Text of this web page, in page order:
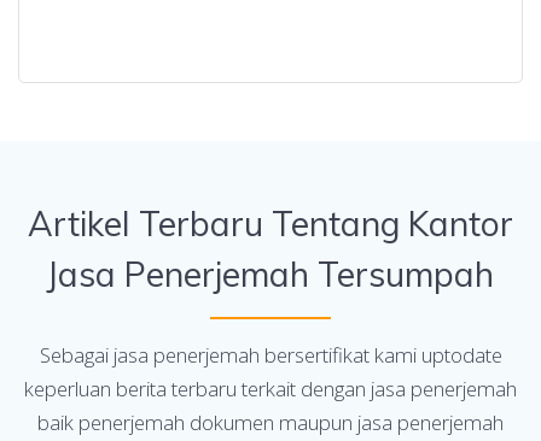
Artikel Terbaru Tentang Kantor
Jasa Penerjemah Tersumpah
Sebagai jasa penerjemah bersertifikat kami uptodate
keperluan berita terbaru terkait dengan jasa penerjemah
baik penerjemah dokumen maupun jasa penerjemah